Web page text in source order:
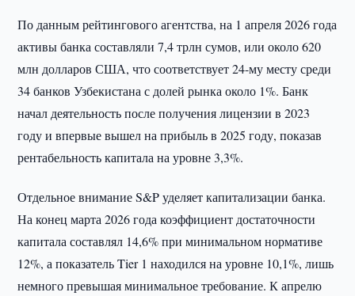
По данным рейтингового агентства, на 1 апреля 2026 года
активы банка составляли 7,4 трлн сумов, или около 620
млн долларов США, что соответствует 24-му месту среди
34 банков Узбекистана с долей рынка около 1%. Банк
начал деятельность после получения лицензии в 2023
году и впервые вышел на прибыль в 2025 году, показав
рентабельность капитала на уровне 3,3%.
Отдельное внимание S&P уделяет капитализации банка.
На конец марта 2026 года коэффициент достаточности
капитала составлял 14,6% при минимальном нормативе
12%, а показатель Tier 1 находился на уровне 10,1%, лишь
немного превышая минимальное требование. К апрелю